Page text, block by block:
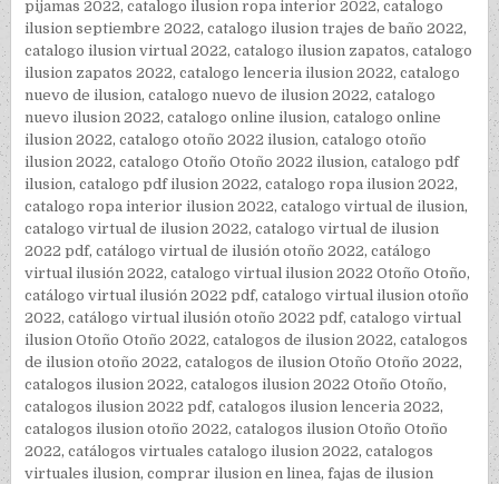
pijamas 2022,catalogo ilusion ropa interior 2022,catalogo
ilusion septiembre 2022,catalogo ilusion trajes de baño 2022,
catalogo ilusion virtual 2022,catalogo ilusion zapatos,catalogo
ilusion zapatos 2022,catalogo lenceria ilusion 2022,catalogo
nuevo de ilusion,catalogo nuevo de ilusion 2022,catalogo
nuevo ilusion 2022,catalogo online ilusion,catalogo online
ilusion 2022,catalogo otoño 2022 ilusion,catalogo otoño
ilusion 2022,catalogo Otoño Otoño 2022 ilusion,catalogo pdf
ilusion,catalogo pdf ilusion 2022,catalogo ropa ilusion 2022,
catalogo ropa interior ilusion 2022,catalogo virtual de ilusion,
catalogo virtual de ilusion 2022,catalogo virtual de ilusion
2022 pdf,catálogo virtual de ilusión otoño 2022,catálogo
virtual ilusión 2022,catalogo virtual ilusion 2022 Otoño Otoño,
catálogo virtual ilusión 2022 pdf,catalogo virtual ilusion otoño
2022,catálogo virtual ilusión otoño 2022 pdf,catalogo virtual
ilusion Otoño Otoño 2022,catalogos de ilusion 2022,catalogos
de ilusion otoño 2022,catalogos de ilusion Otoño Otoño 2022,
catalogos ilusion 2022,catalogos ilusion 2022 Otoño Otoño,
catalogos ilusion 2022 pdf,catalogos ilusion lenceria 2022,
catalogos ilusion otoño 2022,catalogos ilusion Otoño Otoño
2022,catálogos virtuales catalogo ilusion 2022,catalogos
virtuales ilusion,comprar ilusion en linea,fajas de ilusion